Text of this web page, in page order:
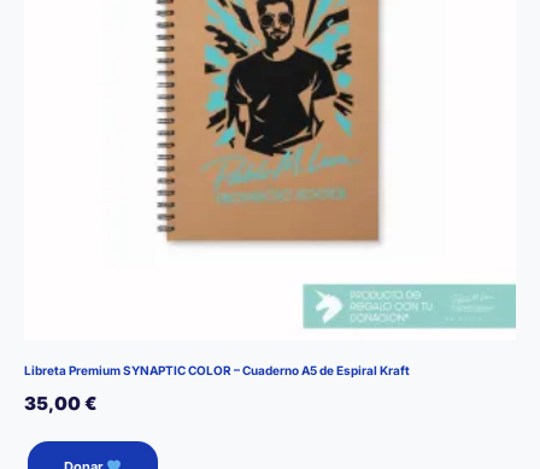
Libreta Premium SYNAPTIC COLOR – Cuaderno A5 de Espiral Kraft
35,00€